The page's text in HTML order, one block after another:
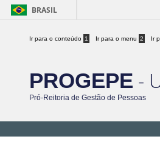
BRASIL
Ir para o conteúdo 1 Ir para o menu 2 Ir
PROGEPE -
Pró-Reitoria de Gestão de Pessoas